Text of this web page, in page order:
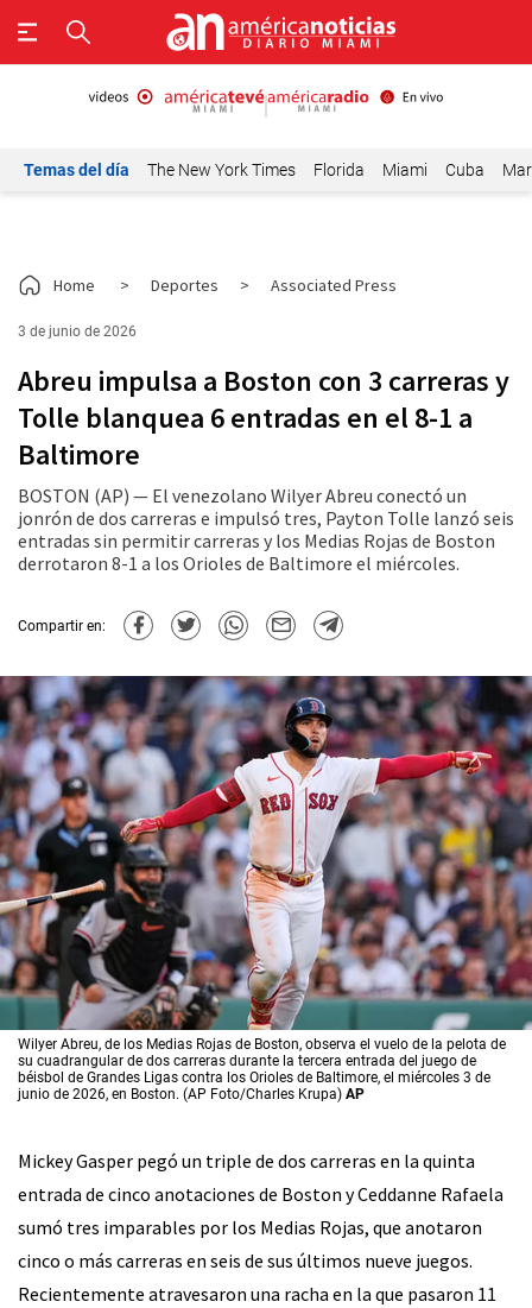
Temas del día The New York Times Florida Miami Cuba
Home > Deportes > Associated Press
3 de junio de 2026
Abreu impulsa a Boston con 3 carreras y
Tolle blanquea 6 entradas en el 8-1 a
Baltimore
BOSTON (AP) — El venezolano Wilyer Abreu conectó un
jonrón de dos carreras e impulsó tres, Payton Tolle lanzó seis
entradas sin permitir carreras y los Medias Rojas de Boston
derrotaron 8-1 a los Orioles de Baltimore el miércoles.
Compartir en:
Wilyer Abreu, de los Medias Rojas de Boston, observa el vuelo de la pelota de
su cuadrangular de dos carreras durante la tercera entrada del juego de
béisbol de Grandes Ligas contra los Orioles de Baltimore, el miércoles 3 de
junio de 2026, en Boston. (AP Foto/Charles Krupa) AP
Mickey Gasper pegó un triple de dos carreras en la quinta
entrada de cinco anotaciones de Boston y Ceddanne Rafaela
sumó tres imparables por los Medias Rojas, que anotaron
cinco o más carreras en seis de sus últimos nueve juegos.
Recientemente atravesaron una racha en la que pasaron 11